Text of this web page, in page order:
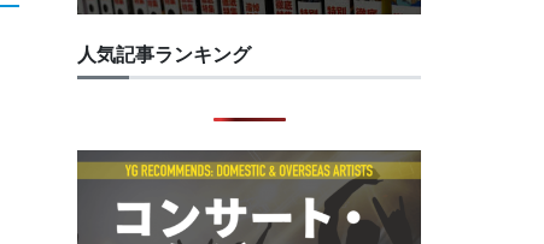
人気記事ランキング